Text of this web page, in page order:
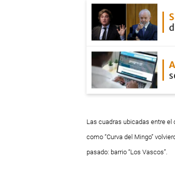
Las cuadras ubicadas entre el
como “Curva del Mingo”
pasado: barrio “Los Vascos”.